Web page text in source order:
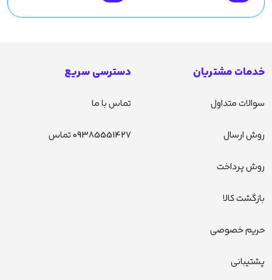
خدمات مشتریان
سوالات متداول
روش ارسال
روش پرداخت
بازگشت کالا
حریم خصوصی
پشتیبانی
دسترسی سریع
تماس با ما
09385551427 تماس